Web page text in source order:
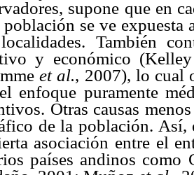
supone que en
se ve expuesta
También
y económico
et al., 2007), lo cual
enfoque puramente
Otras causas
de la población. Así,
asociación entre el
países andinos